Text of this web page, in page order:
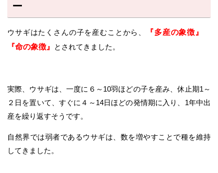
ー
ウサギはたくさんの子を産むことから、
『多産の象徴』
『命の象徴』
とされてきました。
実際、ウサギは、一度に６～10羽ほどの子を産み、休止期1～
２日を置いて、すぐに４～14日ほどの発情期に入り、1年中出
産を繰り返すそうです。
自然界では弱者であるウサギは、数を増やすことで種を維持
してきました。